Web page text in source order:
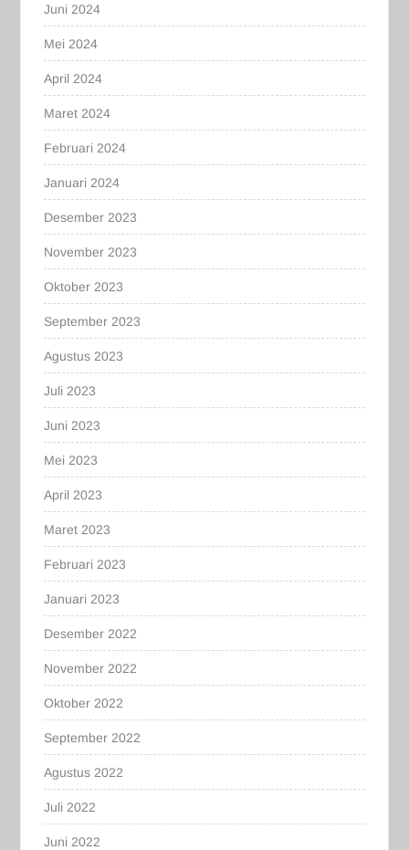
Juni 2024
Mei 2024
April 2024
Maret 2024
Februari 2024
Januari 2024
Desember 2023
November 2023
Oktober 2023
September 2023
Agustus 2023
Juli 2023
Juni 2023
Mei 2023
April 2023
Maret 2023
Februari 2023
Januari 2023
Desember 2022
November 2022
Oktober 2022
September 2022
Agustus 2022
Juli 2022
Juni 2022